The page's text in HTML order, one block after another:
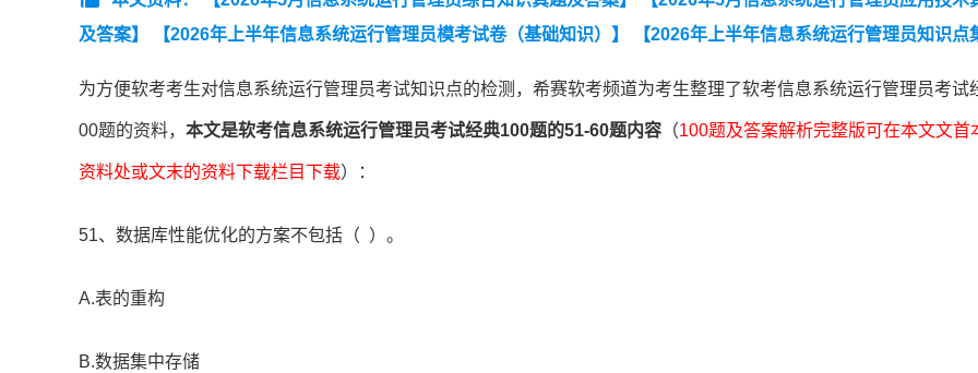
及答案】
【2026年上半年信息系统运行管理员模考试卷（基础知识）】
【2026年上半年信息系统运行管理员知识点
为方便软考考生对信息系统运行管理员考试知识点的检测，希赛软考频道为考生整理了软考信息系统运行管理员考试
00题的资料， 本文是软考信息系统运行管理员考试经典100题的51-60题内容 （100题及答案解析完整版可在本文文首
资料处或文末的资料下载栏目下载）：
51、数据库性能优化的方案不包括（ ）。
A.表的重构
B.数据集中存储